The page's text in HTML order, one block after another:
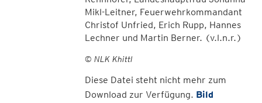
Mikl-Leitner, Feuerwehrkommandant
Christof Unfried, Erich Rupp, Hannes
Lechner und Martin Berner. (v.l.n.r.)
© NLK Khittl
Diese Datei steht nicht mehr zum
Download zur Verfügung. Bild